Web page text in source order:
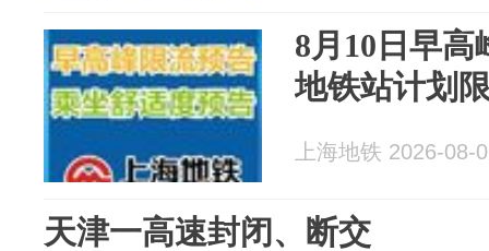
8月10日早高
地铁站计划
上海地铁 2026-08-
天津一高速封闭、断交